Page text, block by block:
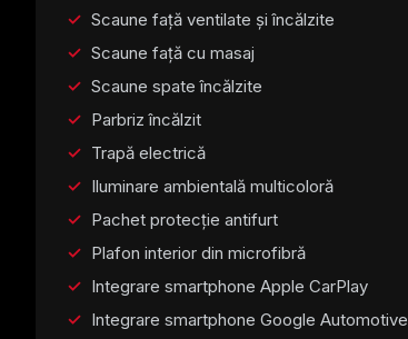
Scaune față ventilate și încălzite
Scaune față cu masaj
Scaune spate încălzite
Parbriz încălzit
Trapă electrică
Iluminare ambientală multicoloră
Pachet protecție antifurt
Plafon interior din microfibră
Integrare smartphone Apple CarPlay
Integrare smartphone Google Automotive